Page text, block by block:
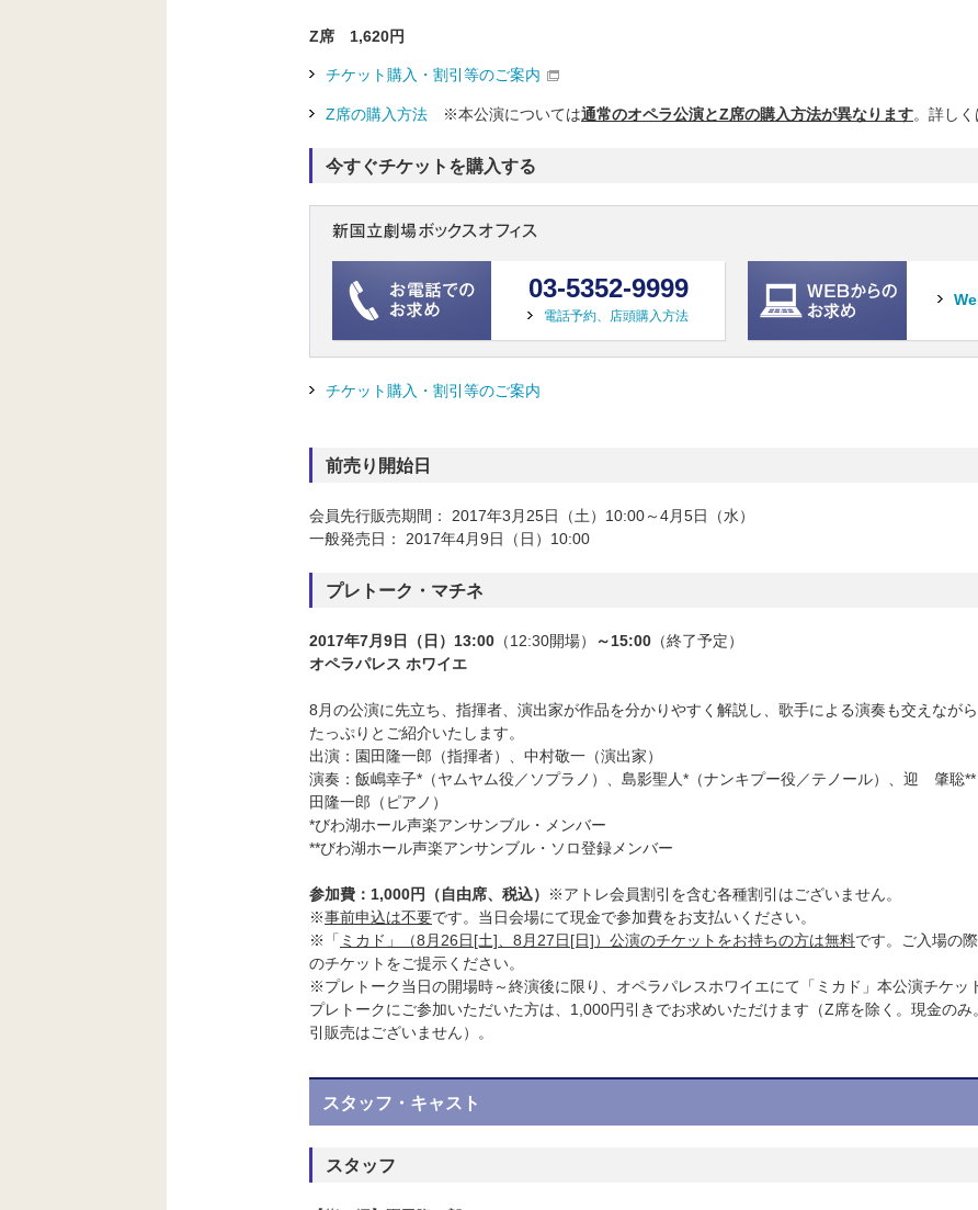
Z席 1,620円
チケット購入・割引等のご案内
Z席の購入方法 ※本公演については通常のオペラ公演とZ席の購入方法が異なります。詳しく
今すぐチケットを購入する
03-5352-9999
電話予約、店頭購入方法
チケット購入・割引等のご案内
前売り開始日
会員先行販売期間： 2017年3月25日（土）10:00～4月5日（水）
一般発売日： 2017年4月9日（日）10:00
プレトーク・マチネ
2017年7月9日（日）13:00 （12:30開場） ～15:00 （終了予定）
オペラパレス ホワイエ
8月の公演に先立ち、指揮者、演出家が作品を分かりやすく解説し、歌手による演奏も交えなが
たっぷりとご紹介いたします。
出演：園田隆一郎（指揮者）、中村敬一（演出家）
演奏： 飯嶋幸子*（ヤムヤム役／ソプラノ）、 島影聖人*（ナンキプー役／テノール）、 迎 肇聡**
田隆一郎（ピアノ）
*びわ湖ホール声楽アンサンブル・メンバー
**びわ湖ホール声楽アンサンブル・ソロ登録メンバー
参加費：1,000円（自由席、税込）
※アトレ会員割引を含む各種割引はございません。
※事前申込は不要です。当日会場にて現金で参加費をお支払いください。
※「 ミカド」（8月26日[土]、8月27日[日]）公演のチケットをお持ちの方は無料です。ご入場の
のチケットをご提示ください。
※プレトーク当日の開場時～終演後に限り、オペラパレスホワイエにて「ミカド」本公演チケッ
プレトークにご参加いただいた方は、1,000円引きでお求めいただけます（Z席を除く。現金のみ
引販売はございません）。
スタッフ・キャスト
スタッフ